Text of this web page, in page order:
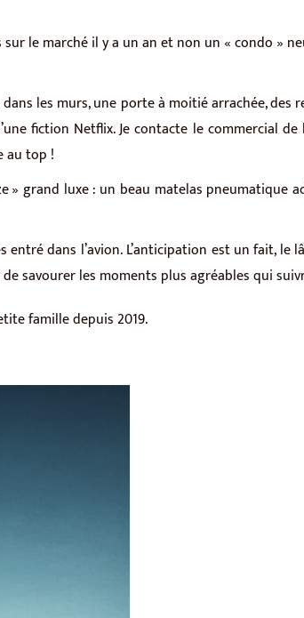
le marché il y a un an et non un « condo »
les murs, une porte à moitié arrachée, des
fiction Netflix. Je contacte le commercial de
au top !
» grand luxe : un beau matelas pneumatique
dans l’avion. L’anticipation est un fait, le
savourer les moments plus agréables qui
famille depuis 2019.